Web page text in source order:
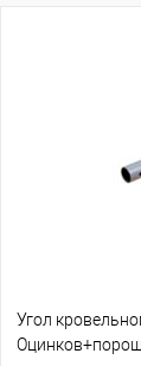
Угол